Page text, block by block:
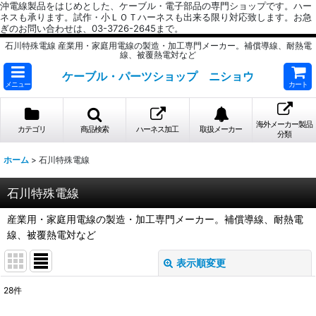
沖電線製品をはじめとした、ケーブル・電子部品の専門ショップです。ハー
ネスも承ります。試作・小ＬＯＴハーネスも出来る限り対応致します。お急
ぎのお問い合わせは、03-3726-2645まで。
石川特殊電線 産業用・家庭用電線の製造・加工専門メーカー。補償導線、耐熱電
線、被覆熱電対など
メニュー
ケーブル・パーツショップ ニショウ
カート
カテゴリ 商品検索 ハーネス加工 取扱メーカー
海外メーカー製品
分類
ホーム > 石川特殊電線
石川特殊電線
産業用・家庭用電線の製造・加工専門メーカー。補償導線、耐熱電
線、被覆熱電対など
表示順変更
28件